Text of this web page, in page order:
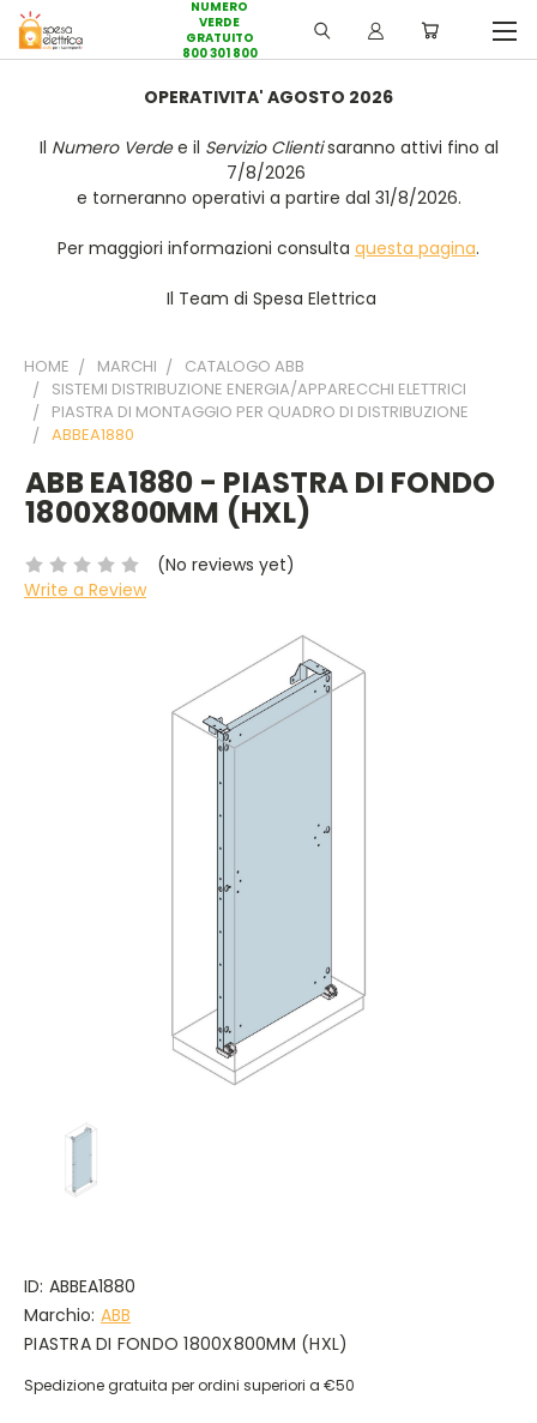
NUMERO
VERDE
GRATUITO
800 301 800
OPERATIVITA' AGOSTO 2026
Il Numero Verdee il Servizio Clientisaranno attivi fino al
7/8/2026
e torneranno operativi a partire dal 31/8/2026.
Per maggiori informazioni consulta questa pagina.
Il Team di Spesa Elettrica
HOME MARCHI
CATALOGO ABB
SISTEMI DISTRIBUZIONE ENERGIA/APPARECCHI ELETTRICI
PIASTRA DI MONTAGGIO PER QUADRO DI DISTRIBUZIONE
ABBEA1880
ABB EA1880 - PIASTRA DI FONDO
1800X800MM (HXL)
(No reviews yet)
Write a Review
ID: ABBEA1880
Marchio: ABB
PIASTRA DI FONDO 1800X800MM (HXL)
Spedizione gratuita per ordini superiori a €50